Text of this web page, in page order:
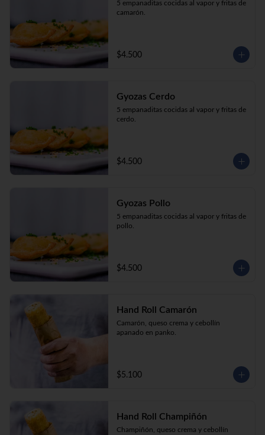
5 empanaditas cocidas al vapor y fritas de
camarón.
$4.500
Gyozas Cerdo
5 empanaditas cocidas al vapor y fritas de
cerdo.
$4.500
Gyozas Pollo
5 empanaditas cocidas al vapor y fritas de
pollo.
$4.500
Hand Roll Camarón
Camarón, queso crema y cebollín
apanado en panko.
$5.100
Hand Roll Champiñón
Champiñón, queso crema y cebollín